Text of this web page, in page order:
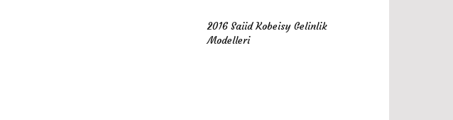
2016 Saiid Kobeisy Gelinlik
Modelleri